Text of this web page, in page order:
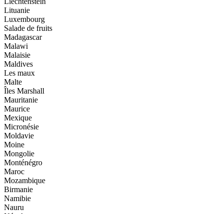
Lituanie
Luxembourg
Salade de fruits
Madagascar
Malawi
Malaisie
Maldives
Les maux
Malte
Îles Marshall
Mauritanie
Maurice
Mexique
Micronésie
Moldavie
Moine
Mongolie
Monténégro
Maroc
Mozambique
Birmanie
Namibie
Nauru